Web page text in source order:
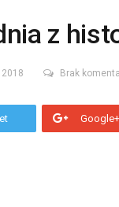
z
Brak
Google+